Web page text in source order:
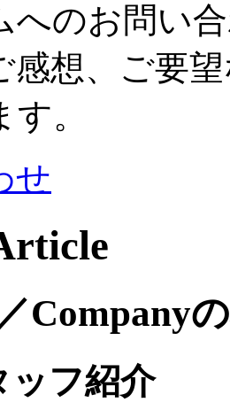
へのお問い
感想、ご要
。
せ
Company
フ紹介